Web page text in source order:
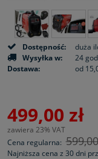
Dostępność:
duża
Wysyłka w:
24
Dostawa:
od
499,00 zł
zawiera 23% VAT
Cena regularna:
Najniższa cena z 30 dni